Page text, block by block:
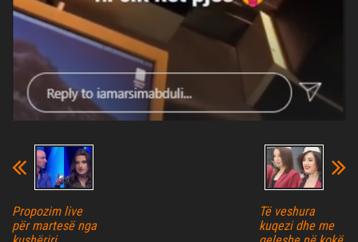
Propozim live
për martesë nga
Të veshura
kuqezi dhe me